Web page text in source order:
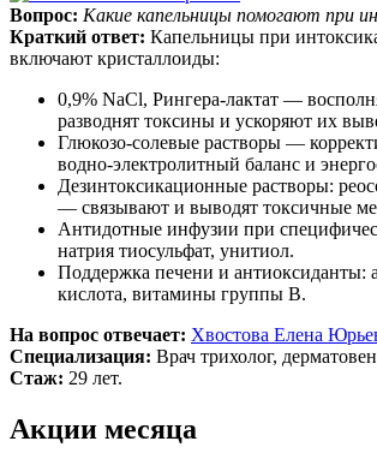
Вопрос: Какие капельницы помогают при
Краткий ответ: Капельницы при
включают кристаллоиды:
0,9% NaCl, Рингера‑лактат —
разводнят токсины и ускоряют их
Глюкозо‑солевые растворы —
водно‑электролитный баланс и
Дезинтоксикационные растворы:
— связывают и выводят токсичные
Антидотные инфузии при
натрия тиосульфат, унитиол.
Поддержка печени и антиоксиданты:
кислота, витамины группы B.
На вопрос отвечает: Хвостова Елена
Специализация: Врач трихолог,
Стаж: 29 лет.
Акции месяца